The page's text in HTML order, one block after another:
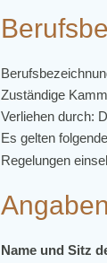
Zuständige
Verliehen durch:
Es gelten
Regelungen
Name und Sitz